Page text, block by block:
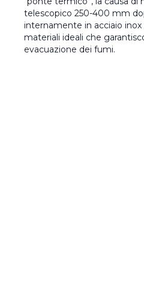
telescopico 250-400 mm
internamente in acciaio
materiali ideali che
evacuazione dei fumi.